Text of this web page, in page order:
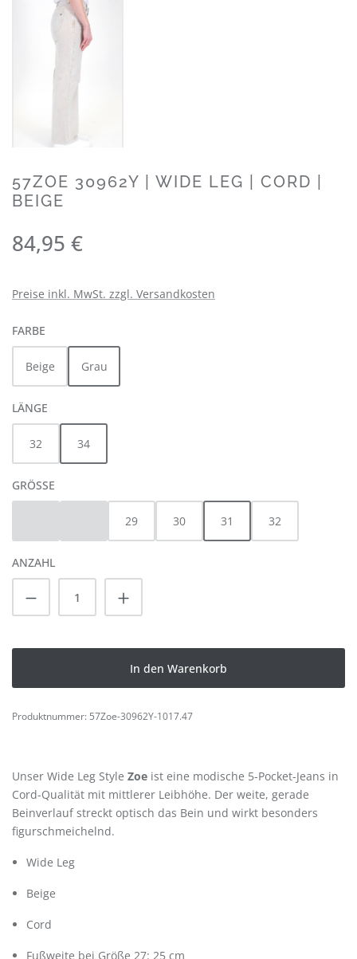
57ZOE 30962Y | WIDE LEG | CORD |
BEIGE
Regulärer Preis:
84,95 €
Preise inkl. MwSt. zzgl. Versandkosten
FARBE
Beige Grau
LÄNGE
32 34
GRÖSSE
(Diese Option ist zurzeit nicht verfügbar.)
(Diese Option ist zurzeit nicht verfügbar.)
29 30 31 32
ANZAHL
Produkt Anzahl: Gib den gewünschten
In den Warenkorb
Produktnummer: 57Zoe-30962Y-1017.47
Unser Wide Leg Style Zoe ist eine modische 5-Pocket-Jeans in
Cord-Qualität mit mittlerer Leibhöhe. Der weite, gerade
Beinverlauf streckt optisch das Bein und wirkt besonders
figurschmeichelnd.
Wide Leg
Beige
Cord
Fußweite bei Größe 27: 25 cm